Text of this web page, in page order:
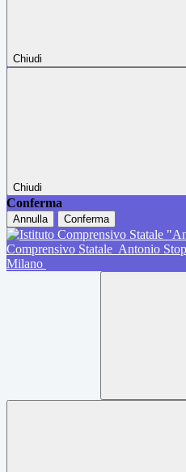
Chiudi
Chiudi
Conferma
Annulla Conferma
Comprensivo Statale Antonio
Milano